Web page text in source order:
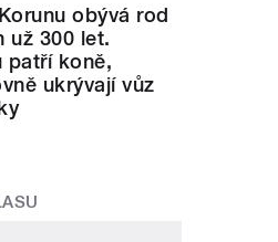
obývá rod
už 300 let.
patří koně,
ukrývají vůz